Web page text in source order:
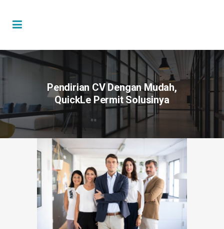
Pendirian CV Dengan Mudah,
QuickLe Permit Solusinya